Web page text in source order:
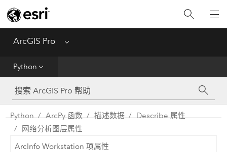
ArcGIS Pro Menu
Python
工具参考
Python
SDK
Python ArcPy 函数 描述数据
Describe 属性
网络分析图层属性
ArcInfo Workstation 项属性